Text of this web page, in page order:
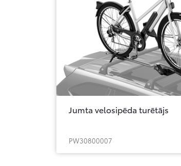
Jumta velosipēda turētājs
PW30800007